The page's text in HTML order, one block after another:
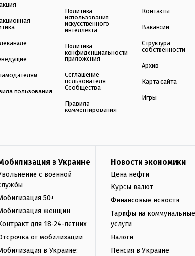
пользования
Политика
использования
искусственного
интеллекта
Политика
конфиденциальности
приложения
Соглашение
пользователя
Сообщества
Правила
комментирования
Контакты
Вакансии
Структура
собственности
Архив
Карта сайта
Игры
в Украине
с военной
50+
женщин
для 18-24-летних
от мобилизации
в Украине:
Новости экономики
Цена нефти
Курсы валют
Финансовые новости
Тарифы на коммунальные
услуги
Налоги
Пенсия в Украине